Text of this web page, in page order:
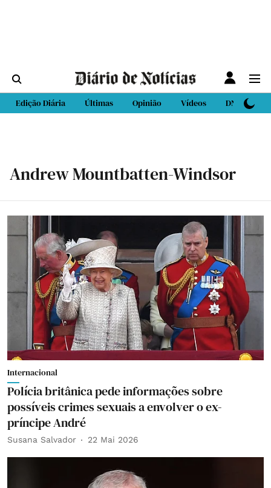
Edição Diária Últimas Opinião Vídeos DN Sport
Andrew Mountbatten-Windsor
Internacional
Polícia britânica pede informações sobre
possíveis crimes sexuais a envolver o ex-
príncipe André
Susana Salvador 22 Mai 2026